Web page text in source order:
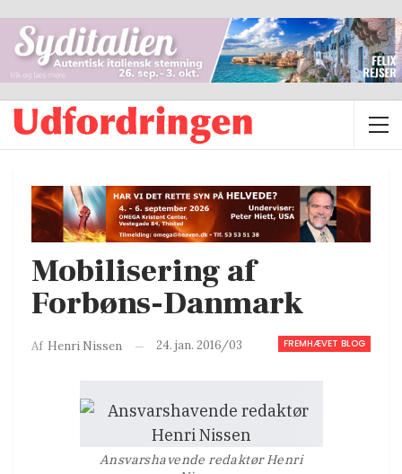
Mobilisering af
Forbøns-Danmark
FREMHÆVET BLOG
Af Henri Nissen 24. jan. 2016/03
Ansvarshavende redaktør Henri